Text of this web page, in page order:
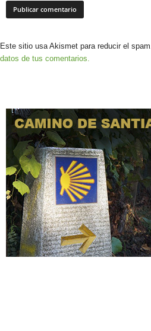
Este sitio usa Akismet para reducir el spam.
datos de tus comentarios.